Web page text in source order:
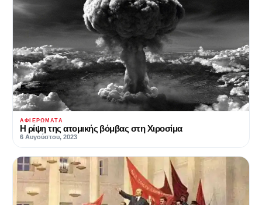
ΑΦΙΕΡΏΜΑΤΑ
Η ρίψη της ατομικής βόμβας στη Χιροσίμα
6 Αυγούστου, 2023